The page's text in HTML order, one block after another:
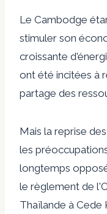
Le Cambodge
stimuler son
croissante
ont été incitées à
partage des
Mais la reprise
les
longtemps
le règlement de
Thaïlande à Cede